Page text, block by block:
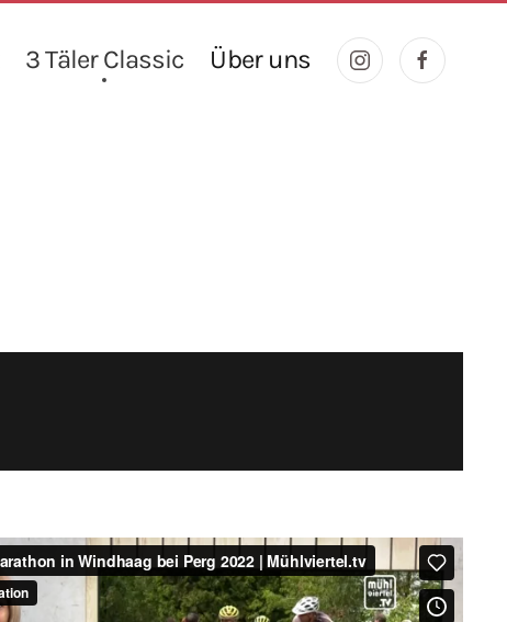
3 Täler Classic Über uns